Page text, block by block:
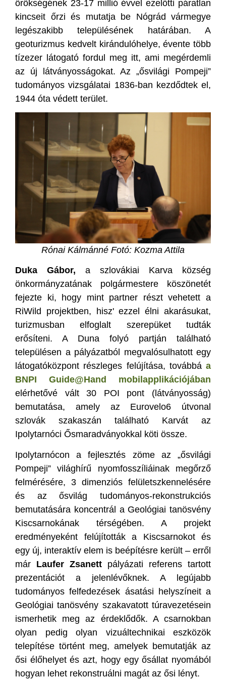
örökségének 23-17 millió évvel ezelőtti páratlan
kincseit őrzi és mutatja be Nógrád vármegye
legészakibb településének határában. A
geoturizmus kedvelt kirándulóhelye, évente több
tízezer látogató fordul meg itt, ami megérdemli
az új látványosságokat. Az „ősvilági Pompeji”
tudományos vizsgálatai 1836-ban kezdődtek el,
1944 óta védett terület.
Rónai Kálmánné Fotó: Kozma Attila
Duka Gábor, a szlovákiai Karva község
önkormányzatának polgármestere köszönetét
fejezte ki, hogy mint partner részt vehetett a
RiWild projektben, hisz' ezzel élni akarásukat,
turizmusban elfoglalt szerepüket tudták
erősíteni. A Duna folyó partján található
településen a pályázatból megvalósulhatott egy
látogatóközpont részleges felújítása, továbbá a
BNPI Guide@Hand mobilapplikációjában
elérhetővé vált 30 POI pont (látványosság)
bemutatása, amely az Eurovelo6 útvonal
szlovák szakaszán található Karvát az
Ipolytarnóci Ősmaradványokkal köti össze.
Ipolytarnócon a fejlesztés zöme az „ősvilági
Pompeji” világhírű nyomfosszíliáinak megőrző
felmérésére, 3 dimenziós felületszkennelésére
és az ősvilág tudományos-rekonstrukciós
bemutatására koncentrál a Geológiai tanösvény
Kiscsarnokának térségében. A projekt
eredményeként felújították a Kiscsarnokot és
egy új, interaktív elem is beépítésre került – erről
már Laufer Zsanett pályázati referens tartott
prezentációt a jelenlévőknek. A legújabb
tudományos felfedezések ásatási helyszíneit a
Geológiai tanösvény szakavatott túravezetésein
ismerhetik meg az érdeklődők. A csarnokban
olyan pedig olyan vizuáltechnikai eszközök
telepítése történt meg, amelyek bemutatják az
ősi élőhelyet és azt, hogy egy ősállat nyomából
hogyan lehet rekonstruálni magát az ősi lényt.